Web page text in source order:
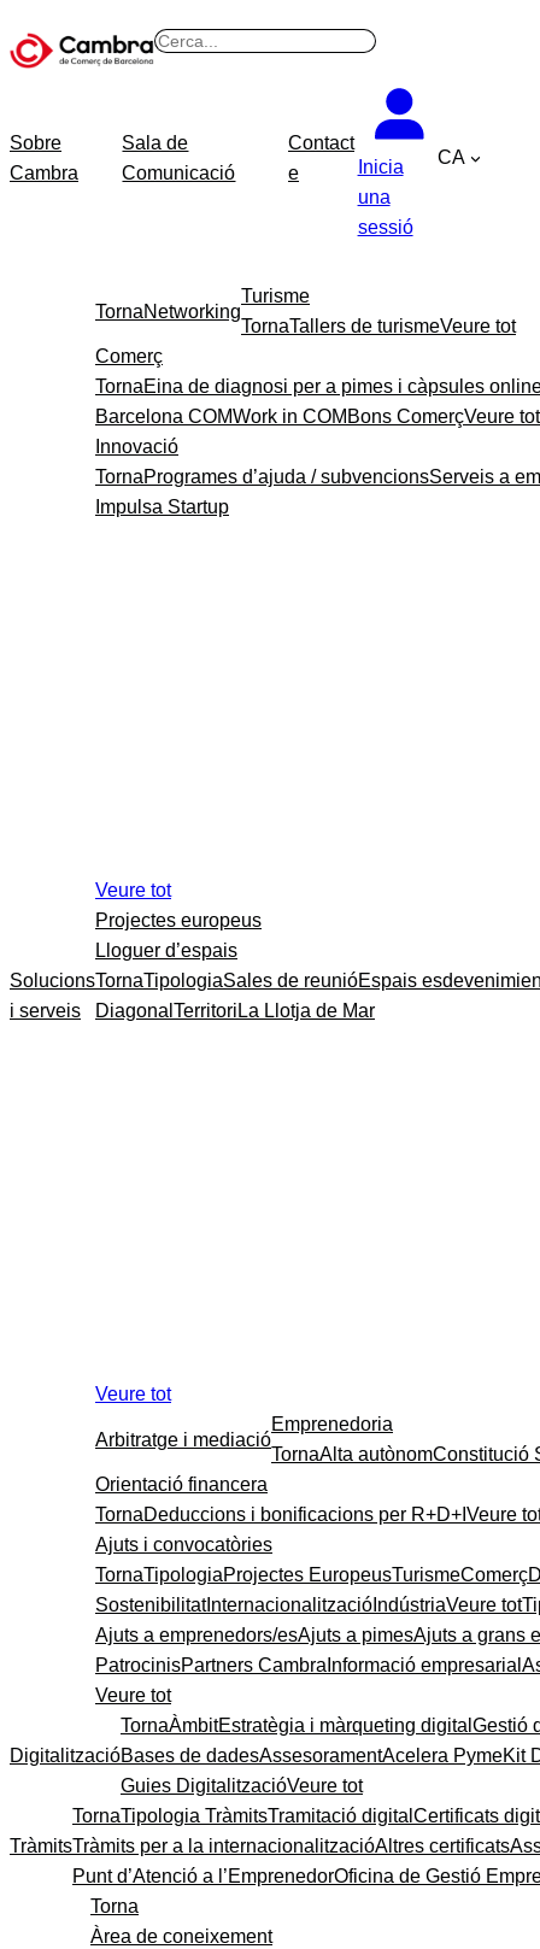
B
Sobre
Cambra
Sala de
Comunicació
Contact
e
Inicia
una
sessió
CA
Solucions
i serveis
TornaNetworking
Turisme
TornaTallers de turismeVeure tot
Comerç
TornaEina de diagnosi per a pimes i càpsules
Barcelona COMWork in COM Bons ComerçVeure tot
Innovació
TornaProgrames d’ajuda / subvencionsServeis a
Impulsa Startup
Veure tot
Projectes europeus
Lloguer d’espais
TornaTipologiaSales de reunióEspais
Diagonal Territori La Llotja de Mar
Veure tot
Arbitratge i mediació
Emprenedoria
TornaAlta autònomConstitució
Orientació financera
TornaDeduccions i bonificacions per R+D+I Veure
Ajuts i convocatòries
TornaTipologiaProjectes EuropeusTurismeComerç
SostenibilitatInternacionalització IndústriaVeure tot
Ajuts a emprenedors/esAjuts a pimesAjuts a grans
PatrocinisPartners Cambra Informació empresarial
Veure tot
Digitalització
TornaÀmbitEstratègia i màrqueting digital Gestió
Bases de dadesAssesoramentAcelera PymeKit
Guies DigitalitzacióVeure tot
Tràmits
TornaTipologia TràmitsTramitació digital Certificats
Tràmits per a la internacionalitzacióAltres certificats
Punt d’Atenció a l’EmprenedorOficina de Gestió
Torna
Àrea de coneixement